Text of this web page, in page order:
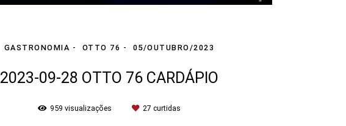
GASTRONOMIA OTTO 76 05/OUTUBRO/2023
2023-09-28 OTTO 76 CARDÁPIO
959 visualizações 27 curtidas